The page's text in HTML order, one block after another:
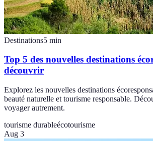
Destinations5 min
Top 5 des nouvelles destinations
découvrir
Explorez les nouvelles destinations
beauté naturelle et tourisme responsable.
voyager autrement.
tourisme durableécotourisme
Aug 3